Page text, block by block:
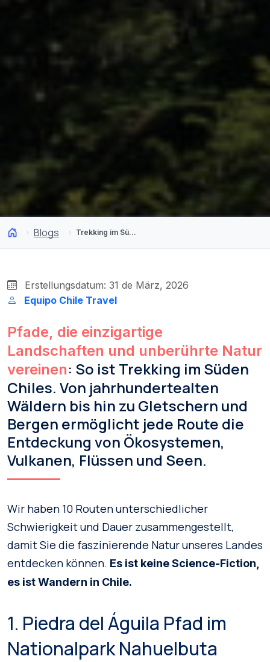
Blogs Trekking im Süden Chiles: Die 10 unvergesslichen Routen
Erstellungsdatum: 31 de März, 2026
Equipo Chile Travel
Pfade, die einzigartige
Landschaften und unberührte Natur
vereinen: So ist Trekking im Süden
Chiles. Von jahrhundertealten
Wäldern bis hin zu Gletschern und
Bergen ermöglicht jede Route die
Entdeckung von Ökosystemen,
Vulkanen, Flüssen und Seen.
Wir haben 10 Routen unterschiedlicher
Schwierigkeit und Dauer zusammengestellt,
damit Sie die faszinierende Natur unseres Landes
entdecken können. Es ist keine Science-Fiction,
es ist Wandern in Chile.
1. Piedra del Águila Pfad im
Nationalpark Nahuelbuta